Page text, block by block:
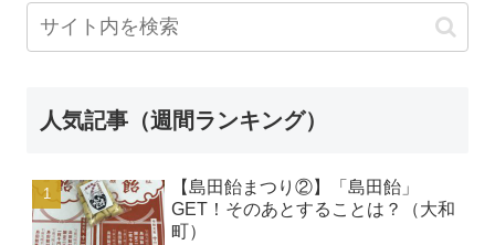
人気記事（週間ランキング）
【島田飴まつり②】「島田飴」
GET！そのあとすることは？（大和
町）